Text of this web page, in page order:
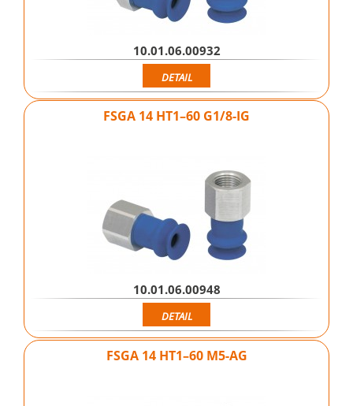
10.01.06.00932
DETAIL
FSGA 14 HT1–60 G1/8-IG
10.01.06.00948
DETAIL
FSGA 14 HT1–60 M5-AG